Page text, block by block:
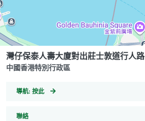
中國香港特別行政區
灣仔保泰人壽大廈對出莊士敦道行人路
導航: GeoCoordinates
按此
聯絡